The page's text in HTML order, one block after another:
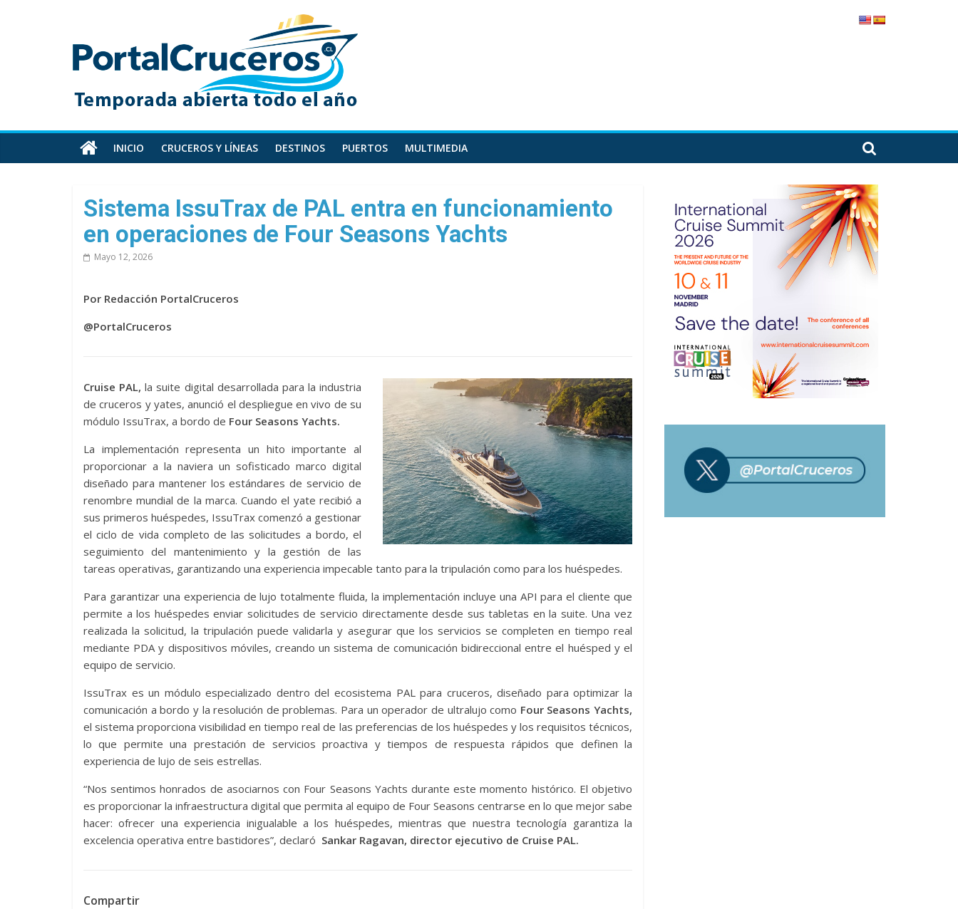
PortalCruceros
Toda
información
cruceros
en
un
sitio
INICIO CRUCEROS Y LÍNEAS DESTINOS PUERTOS MULTIMEDIA
Sistema IssuTrax de PAL entra en funcionamiento
en operaciones de Four Seasons Yachts
Mayo 12, 2026
Por Redacción PortalCruceros
@PortalCruceros
Cruise PAL, la suite digital desarrollada para la industria
de cruceros y yates, anunció el despliegue en vivo de su
módulo IssuTrax, a bordo de Four Seasons Yachts.
La implementación representa un hito importante al
proporcionar a la naviera un sofisticado marco digital
diseñado para mantener los estándares de servicio de
renombre mundial de la marca. Cuando el yate recibió a
sus primeros huéspedes, IssuTrax comenzó a gestionar
el ciclo de vida completo de las solicitudes a bordo, el
seguimiento del mantenimiento y la gestión de las
tareas operativas, garantizando una experiencia impecable tanto para la tripulación como para los huéspedes.
Para garantizar una experiencia de lujo totalmente fluida, la implementación incluye una API para el cliente que
permite a los huéspedes enviar solicitudes de servicio directamente desde sus tabletas en la suite. Una vez
realizada la solicitud, la tripulación puede validarla y asegurar que los servicios se completen en tiempo real
mediante PDA y dispositivos móviles, creando un sistema de comunicación bidireccional entre el huésped y el
equipo de servicio.
IssuTrax es un módulo especializado dentro del ecosistema PAL para cruceros, diseñado para optimizar la
comunicación a bordo y la resolución de problemas. Para un operador de ultralujo como Four Seasons Yachts,
el sistema proporciona visibilidad en tiempo real de las preferencias de los huéspedes y los requisitos técnicos,
lo que permite una prestación de servicios proactiva y tiempos de respuesta rápidos que definen la
experiencia de lujo de seis estrellas.
“Nos sentimos honrados de asociarnos con Four Seasons Yachts durante este momento histórico. El objetivo
es proporcionar la infraestructura digital que permita al equipo de Four Seasons centrarse en lo que mejor sabe
hacer: ofrecer una experiencia inigualable a los huéspedes, mientras que nuestra tecnología garantiza la
excelencia operativa entre bastidores”, declaró Sankar Ragavan, director ejecutivo de Cruise PAL.
Compartir